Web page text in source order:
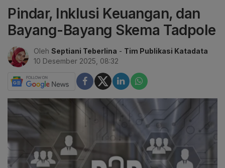
Pindar, Inklusi Keuangan, dan
Bayang-Bayang Skema Tadpole
Oleh Septiani Teberlina - Tim Publikasi Katadata
10 Desember 2025, 08:32